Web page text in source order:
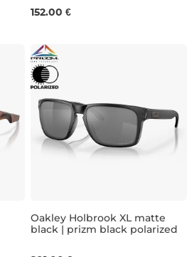
152.00 €
Oakley Holbrook XL matte
black | prizm black polarized